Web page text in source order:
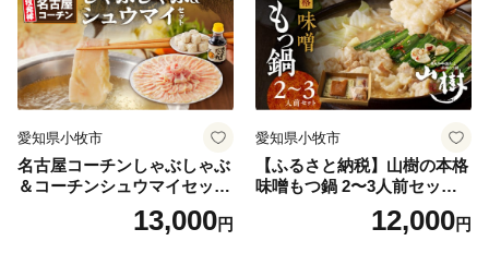
愛知県小牧市
名古屋コーチンしゃぶしゃぶ
＆コーチンシュウマイセッ
ト 焼売 鶏肉 鍋 鶏しゃぶ 日
13,000円
愛知県小牧市
【ふるさと納税】山樹の本格
味噌もつ鍋 2〜3人前セット
山樹 国産 牛もつ ホルモン モ
ツ オンライン飲み会 ホーム
12,000円